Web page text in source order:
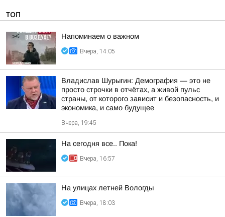
ТОП
Напоминаем о важном
Вчера, 14:05
Владислав Шурыгин: Демография — это не
просто строчки в отчётах, а живой пульс
страны, от которого зависит и безопасность, и
экономика, и само будущее
Вчера, 19:45
На сегодня все.. Пока!
Вчера, 16:57
На улицах летней Вологды
Вчера, 18:03